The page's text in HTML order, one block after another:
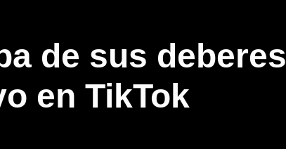
de sus deberes
en TikTok